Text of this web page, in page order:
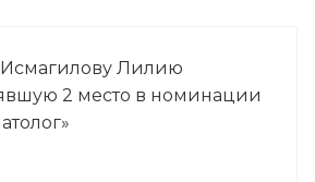
Лилию
2 место в номинации